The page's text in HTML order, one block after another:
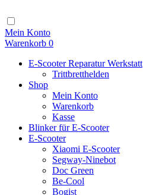
Inhalt
Mein Konto
Warenkorb 0
E-Scooter Reparatur Werkstatt
Trittbretthelden
Shop
Mein Konto
Warenkorb
Kasse
Blinker für E-Scooter
E-Scooter
Xiaomi E-Scooter
Segway-Ninebot
Doc Green
Be-Cool
Bogist